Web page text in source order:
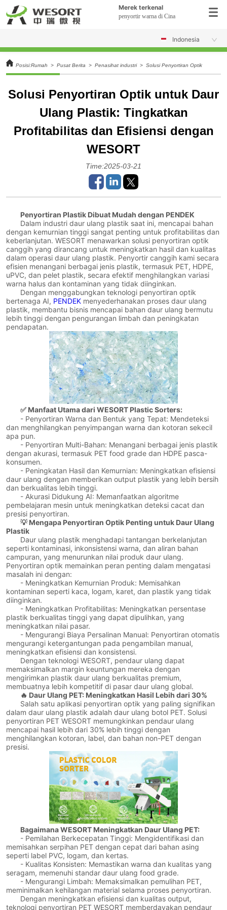
Merek terkenal
penyortir warna di Cina
Indonesia
Posisi:Rumah > Pusat Berita > Penasihat industri > Solusi Penyortiran Optik untuk
Solusi Penyortiran Optik untuk Daur
Ulang Plastik: Tingkatkan
Profitabilitas dan Efisiensi dengan
WESORT
Time:2025-03-21
Penyortiran Plastik Dibuat Mudah dengan PENDEK
Dalam industri daur ulang plastik saat ini, mencapai bahan
dengan kemurnian tinggi sangat penting untuk profitabilitas dan
keberlanjutan. WESORT menawarkan solusi penyortiran optik
canggih yang dirancang untuk meningkatkan hasil dan kualitas
dalam operasi daur ulang plastik. Penyortir canggih kami secara
efisien menangani berbagai jenis plastik, termasuk PET, HDPE,
uPVC, dan pelet plastik, secara efektif menghilangkan variasi
warna halus dan kontaminan yang tidak diinginkan.
Dengan menggabungkan teknologi penyortiran optik
bertenaga AI, PENDEK menyederhanakan proses daur ulang
plastik, membantu bisnis mencapai bahan daur ulang bermutu
lebih tinggi dengan pengurangan limbah dan peningkatan
pendapatan.
✅ Manfaat Utama dari WESORT Plastic Sorters:
- Penyortiran Warna dan Bentuk yang Tepat: Mendeteksi
dan menghilangkan penyimpangan warna dan kotoran sekecil
apa pun.
- Penyortiran Multi-Bahan: Menangani berbagai jenis plastik
dengan akurasi, termasuk PET food grade dan HDPE pasca-
konsumen.
- Peningkatan Hasil dan Kemurnian: Meningkatkan efisiensi
daur ulang dengan memberikan output plastik yang lebih bersih
dan berkualitas lebih tinggi.
- Akurasi Didukung AI: Memanfaatkan algoritme
pembelajaran mesin untuk meningkatkan deteksi cacat dan
presisi penyortiran.
💡 Mengapa Penyortiran Optik Penting untuk Daur Ulang
Plastik
Daur ulang plastik menghadapi tantangan berkelanjutan
seperti kontaminasi, inkonsistensi warna, dan aliran bahan
campuran, yang menurunkan nilai produk daur ulang.
Penyortiran optik memainkan peran penting dalam mengatasi
masalah ini dengan:
- Meningkatkan Kemurnian Produk: Memisahkan
kontaminan seperti kaca, logam, karet, dan plastik yang tidak
diinginkan.
- Meningkatkan Profitabilitas: Meningkatkan persentase
plastik berkualitas tinggi yang dapat dipulihkan, yang
meningkatkan nilai pasar.
- Mengurangi Biaya Persalinan Manual: Penyortiran otomatis
mengurangi ketergantungan pada pengambilan manual,
meningkatkan efisiensi dan konsistensi.
Dengan teknologi WESORT, pendaur ulang dapat
memaksimalkan margin keuntungan mereka dengan
mengirimkan plastik daur ulang berkualitas premium,
membuatnya lebih kompetitif di pasar daur ulang global.
🔥 Daur Ulang PET: Meningkatkan Hasil Lebih dari 30%
Salah satu aplikasi penyortiran optik yang paling signifikan
dalam daur ulang plastik adalah daur ulang botol PET. Solusi
penyortiran PET WESORT memungkinkan pendaur ulang
mencapai hasil lebih dari 30% lebih tinggi dengan
menghilangkan kotoran, label, dan bahan non-PET dengan
presisi.
Bagaimana WESORT Meningkatkan Daur Ulang PET:
- Pemilahan Berkecepatan Tinggi: Mengidentifikasi dan
memisahkan serpihan PET dengan cepat dari bahan asing
seperti label PVC, logam, dan kertas.
- Kualitas Konsisten: Memastikan warna dan kualitas yang
seragam, memenuhi standar daur ulang food grade.
- Mengurangi Limbah: Memaksimalkan pemulihan PET,
meminimalkan kehilangan material selama proses penyortiran.
Dengan meningkatkan efisiensi dan kualitas output,
teknologi penyortiran PET WESORT memberdayakan pendaur